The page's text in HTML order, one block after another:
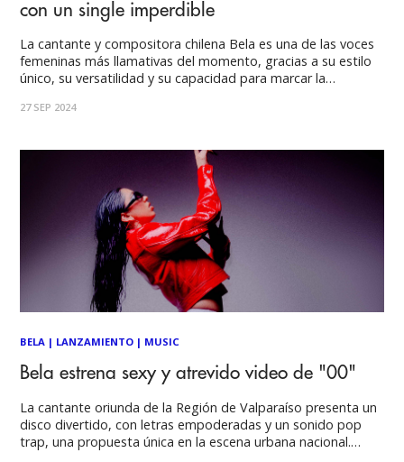
con un single imperdible
La cantante y compositora chilena Bela es una de las voces
femeninas más llamativas del momento, gracias a su estilo
único, su versatilidad y su capacidad para marcar la
fusionando la música latina con un toque anglo. Desde
27 SEP 2024
BELA | LANZAMIENTO | MUSIC
Bela estrena sexy y atrevido video de "00"
La cantante oriunda de la Región de Valparaíso presenta un
disco divertido, con letras empoderadas y un sonido pop
trap, una propuesta única en la escena urbana nacional.